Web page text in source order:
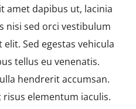
amet dapibus ut, lacinia
nisi sed orci vestibulum
Sed egestas vehicula
tellus eu venenatis.
hendrerit accumsan.
elementum iaculis.